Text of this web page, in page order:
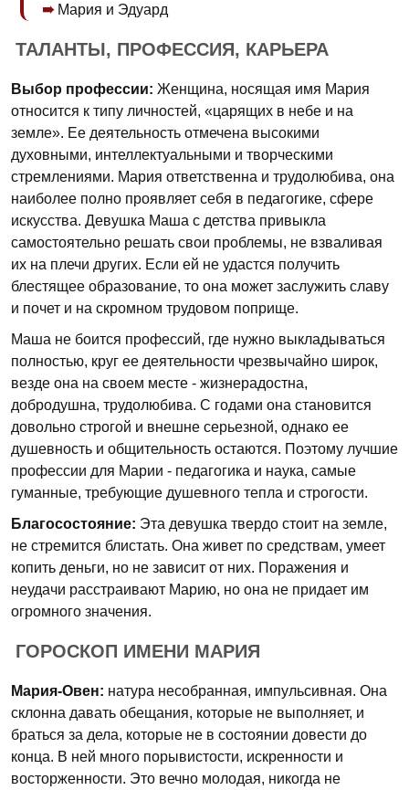
Мария и Эдуард
ТАЛАНТЫ, ПРОФЕССИЯ, КАРЬЕРА
Выбор профессии: Женщина, носящая имя Мария
относится к типу личностей, «царящих в небе и на
земле». Ее деятельность отмечена высокими
духовными, интеллектуальными и творческими
стремлениями. Мария ответственна и трудолюбива, она
наиболее полно проявляет себя в педагогике, сфере
искусства. Девушка Маша с детства привыкла
самостоятельно решать свои проблемы, не взваливая
их на плечи других. Если ей не удастся получить
блестящее образование, то она может заслужить славу
и почет и на скромном трудовом поприще.
Маша не боится профессий, где нужно выкладываться
полностью, круг ее деятельности чрезвычайно широк,
везде она на своем месте - жизнерадостна,
добродушна, трудолюбива. С годами она становится
довольно строгой и внешне серьезной, однако ее
душевность и общительность остаются. Поэтому лучшие
профессии для Марии - педагогика и наука, самые
гуманные, требующие душевного тепла и строгости.
Благосостояние: Эта девушка твердо стоит на земле,
не стремится блистать. Она живет по средствам, умеет
копить деньги, но не зависит от них. Поражения и
неудачи расстраивают Марию, но она не придает им
огромного значения.
ГОРОСКОП ИМЕНИ МАРИЯ
Мария-Овен: натура несобранная, импульсивная. Она
склонна давать обещания, которые не выполняет, и
браться за дела, которые не в состоянии довести до
конца. В ней много порывистости, искренности и
восторженности. Это вечно молодая, никогда не